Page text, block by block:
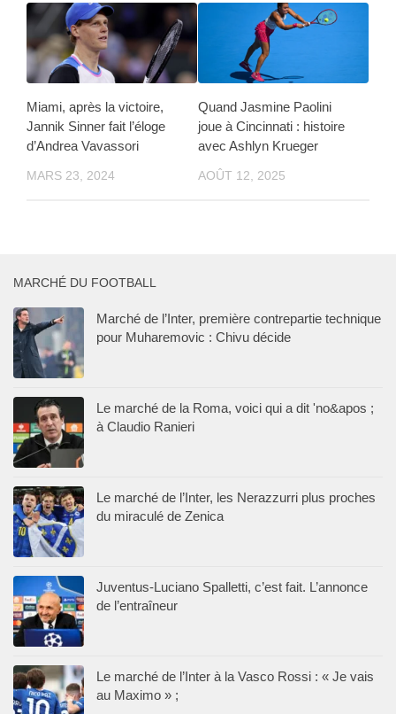
Miami, après la victoire,
Jannik Sinner fait l’éloge
d’Andrea Vavassori
MARS 23, 2024
Quand Jasmine Paolini
joue à Cincinnati : histoire
avec Ashlyn Krueger
AOÛT 12, 2025
MARCHÉ DU FOOTBALL
Marché de l’Inter, première contrepartie technique
pour Muharemovic : Chivu décide
Le marché de la Roma, voici qui a dit 'no&apos ;
à Claudio Ranieri
Le marché de l’Inter, les Nerazzurri plus proches
du miraculé de Zenica
Juventus-Luciano Spalletti, c’est fait. L’annonce
de l’entraîneur
Le marché de l’Inter à la Vasco Rossi : « Je vais
au Maximo » ;